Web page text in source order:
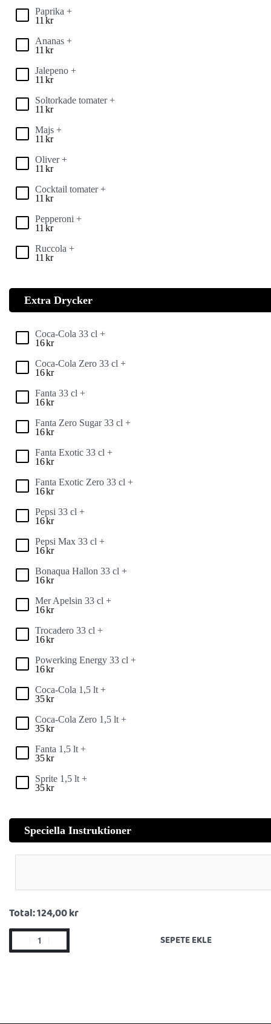
Paprika +
11 kr
Ananas +
11 kr
Jalepeno +
11 kr
Soltorkade tomater +
11 kr
Majs +
11 kr
Oliver +
11 kr
Cocktail tomater +
11 kr
Pepperoni +
11 kr
Ruccola +
11 kr
Extra Drycker
Coca-Cola 33 cl +
16kr
Coca-Cola Zero 33 cl +
16kr
Fanta 33 cl +
16kr
Fanta Zero Sugar 33 cl +
16kr
Fanta Exotic 33 cl +
16kr
Fanta Exotic Zero 33 cl +
16kr
Pepsi 33 cl +
16kr
Pepsi Max 33 cl +
16kr
Bonaqua Hallon 33 cl +
16kr
Mer Apelsin 33 cl +
16kr
Trocadero 33 cl +
16kr
Powerking Energy 33 cl +
16kr
Coca-Cola 1,5 lt +
35kr
Coca-Cola Zero 1,5 lt +
35kr
Fanta 1,5 lt +
35kr
Sprite 1,5 lt +
35kr
Speciella Instruktioner
Total:124,00 kr
SEPETE EKLE